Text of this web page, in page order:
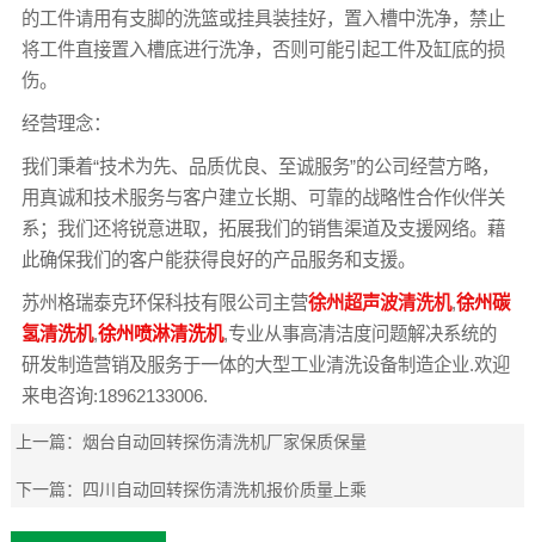
的工件请用有支脚的洗篮或挂具装挂好，置入槽中洗净，禁止
将工件直接置入槽底进行洗净，否则可能引起工件及缸底的损
伤。
经营理念：
我们秉着“技术为先、品质优良、至诚服务”的公司经营方略，
用真诚和技术服务与客户建立长期、可靠的战略性合作伙伴关
系；我们还将锐意进取，拓展我们的销售渠道及支援网络。藉
此确保我们的客户能获得良好的产品服务和支援。
苏州格瑞泰克环保科技有限公司主营徐州超声波清洗机,徐州碳
氢清洗机,徐州喷淋清洗机,专业从事高清洁度问题解决系统的
研发制造营销及服务于一体的大型工业清洗设备制造企业.欢迎
来电咨询:18962133006.
上一篇：烟台自动回转探伤清洗机厂家保质保量
下一篇： 四川自动回转探伤清洗机报价质量上乘